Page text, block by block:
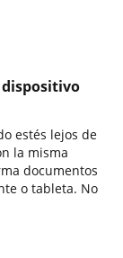
estés lejos de
la misma
documentos
o tableta. No